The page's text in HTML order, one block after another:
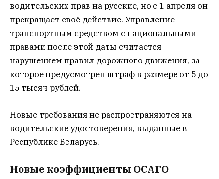
водительских прав на русские, но с 1 апреля он
прекращает своё действие. Управление
транспортным средством с национальными
правами после этой даты считается
нарушением правил дорожного движения, за
которое предусмотрен штраф в размере от 5 до
15 тысяч рублей.
Новые требования не распространяются на
водительские удостоверения, выданные в
Республике Беларусь.
Новые коэффициенты ОСАГО